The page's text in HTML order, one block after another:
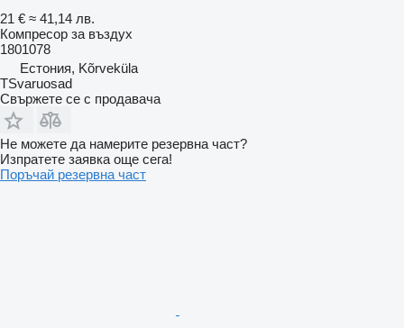
21 € ≈ 41,14 лв.
Компресор за въздух
1801078
Естония, Kõrveküla
TSvaruosad
Свържете се с продавача
Не можете да намерите резервна част?
Изпратете заявка още сега!
Поръчай резервна част